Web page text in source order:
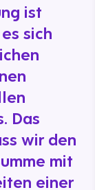
ist
sich
Das
wir den
mit
einer